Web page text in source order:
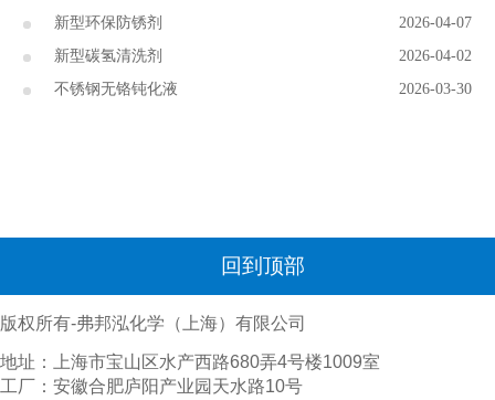
2026-04-07
新型环保防锈剂
2026-04-02
新型碳氢清洗剂
2026-03-30
不锈钢无铬钝化液
回到顶部
版权所有-弗邦泓化学（上海）有限公司
地址：上海市宝山区水产西路680弄4号楼1009室
工厂：安徽合肥庐阳产业园天水路10号